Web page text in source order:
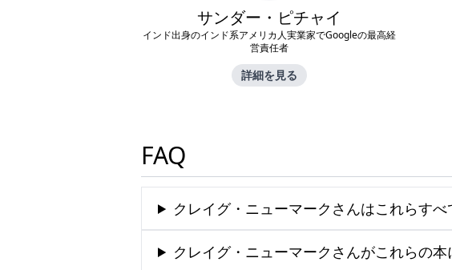
サンダー・ピチャイ
インド出身のインド系アメリカ人実業家でGoogleの最高経
営責任者
詳細を見る
FAQ
クレイグ・ニューマークさんはこれらす
クレイグ・ニューマークさんがこれらの